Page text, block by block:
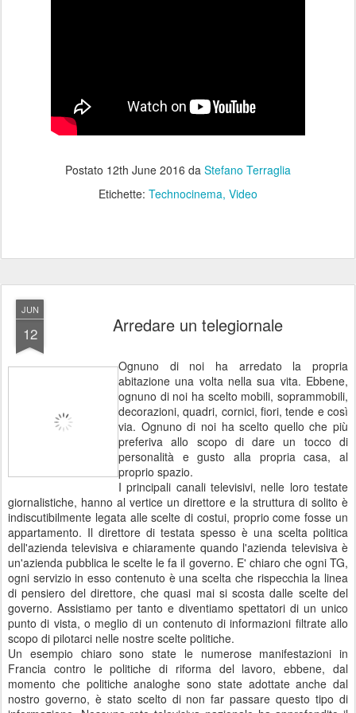
Postato 12th June 2016 da Stefano Terraglia
Etichette: Technocinema Video
JUN
12 Arredare un telegiornale
Ognuno di noi ha arredato la propria
abitazione una volta nella sua vita. Ebbene,
ognuno di noi ha scelto mobili, soprammobili,
decorazioni, quadri, cornici, fiori, tende e così
via. Ognuno di noi ha scelto quello che più
preferiva allo scopo di dare un tocco di
personalità e gusto alla propria casa, al
proprio spazio.
I principali canali televisivi, nelle loro testate
giornalistiche, hanno al vertice un direttore e la struttura di solito è
indiscutibilmente legata alle scelte di costui, proprio come fosse un
appartamento. Il direttore di testata spesso è una scelta politica
dell'azienda televisiva e chiaramente quando l'azienda televisiva è
un'azienda pubblica le scelte le fa il governo. E' chiaro che ogni TG,
ogni servizio in esso contenuto è una scelta che rispecchia la linea
di pensiero del direttore, che quasi mai si scosta dalle scelte del
governo. Assistiamo per tanto e diventiamo spettatori di un unico
punto di vista, o meglio di un contenuto di informazioni filtrate allo
scopo di pilotarci nelle nostre scelte politiche.
Un esempio chiaro sono state le numerose manifestazioni in
Francia contro le politiche di riforma del lavoro, ebbene, dal
momento che politiche analoghe sono state adottate anche dal
nostro governo, è stato scelto di non far passare questo tipo di